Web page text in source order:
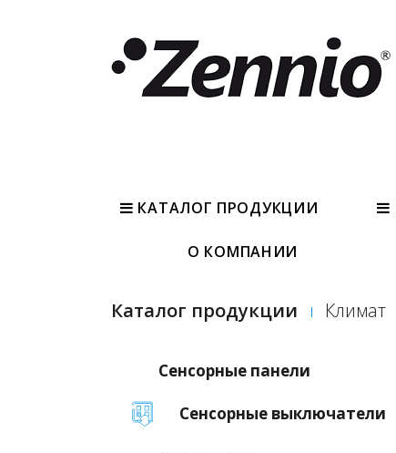
КАТАЛОГ ПРОДУКЦИИ
О КОМПАНИИ
Каталог продукции Климат
Сенсорные панели
Сенсорные выключатели